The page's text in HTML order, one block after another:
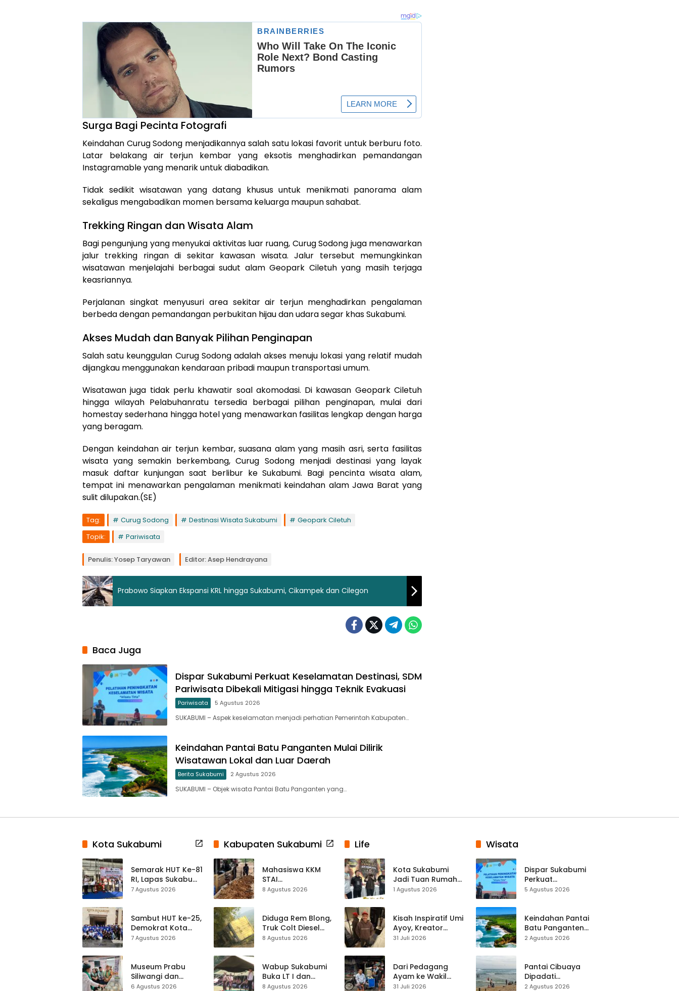
Surga Bagi Pecinta Fotografi
Keindahan Curug Sodong menjadikannya salah satu lokasi favorit untuk berburu foto.
Latar belakang air terjun kembar yang eksotis menghadirkan pemandangan
Instagramable yang menarik untuk diabadikan.
Tidak sedikit wisatawan yang datang khusus untuk menikmati panorama alam
sekaligus mengabadikan momen bersama keluarga maupun sahabat.
Trekking Ringan dan Wisata Alam
Bagi pengunjung yang menyukai aktivitas luar ruang, Curug Sodong juga menawarkan
jalur trekking ringan di sekitar kawasan wisata. Jalur tersebut memungkinkan
wisatawan menjelajahi berbagai sudut alam Geopark Ciletuh yang masih terjaga
keasriannya.
Perjalanan singkat menyusuri area sekitar air terjun menghadirkan pengalaman
berbeda dengan pemandangan perbukitan hijau dan udara segar khas Sukabumi.
Akses Mudah dan Banyak Pilihan Penginapan
Salah satu keunggulan Curug Sodong adalah akses menuju lokasi yang relatif mudah
dijangkau menggunakan kendaraan pribadi maupun transportasi umum.
Wisatawan juga tidak perlu khawatir soal akomodasi. Di kawasan Geopark Ciletuh
hingga wilayah Pelabuhanratu tersedia berbagai pilihan penginapan, mulai dari
homestay sederhana hingga hotel yang menawarkan fasilitas lengkap dengan harga
yang beragam.
Dengan keindahan air terjun kembar, suasana alam yang masih asri, serta fasilitas
wisata yang semakin berkembang, Curug Sodong menjadi destinasi yang layak
masuk daftar kunjungan saat berlibur ke Sukabumi. Bagi pencinta wisata alam,
tempat ini menawarkan pengalaman menikmati keindahan alam Jawa Barat yang
sulit dilupakan.(SE)
Tag: Curug Sodong Destinasi Wisata Sukabumi
Geopark Ciletuh
Topik:
Pariwisata
Penulis: Yosep Taryawan Editor: Asep Hendrayana
Prabowo Siapkan Ekspansi KRL hingga Sukabumi, Cikampek dan Cilegon
Baca Juga
Dispar Sukabumi Perkuat Keselamatan Destinasi, SDM
Pariwisata Dibekali Mitigasi hingga Teknik Evakuasi
Pariwisata 5 Agustus 2026
SUKABUMI – Aspek keselamatan menjadi perhatian Pemerintah Kabupaten…
Keindahan Pantai Batu Panganten Mulai Dilirik
Wisatawan Lokal dan Luar Daerah
Berita Sukabumi 2 Agustus 2026
SUKABUMI – Objek wisata Pantai Batu Panganten yang…
Kota Sukabumi
Semarak HUT Ke-81
RI, Lapas Sukabumi
Resmi Gelar Pekan
7 Agustus 2026
Sambut HUT ke-25,
Demokrat Kota
Sukabumi
ASRI Lewat Aksi
Bersih Masjid
Agung
7 Agustus 2026
Museum Prabu
Siliwangi dan
Museum Keramik
6 Agustus 2026
Kabupaten Sukabumi
Mahasiswa KKM
STAI
Palabuhanratu
Jalan Majelis Ta’lim
di Sagaranten
8 Agustus 2026
Diduga Rem Blong,
Truk Colt Diesel
Terperosok di Jalur
8 Agustus 2026
Wabup Sukabumi
Buka LT I dan
KANIRA, Tekankan
8 Agustus 2026
Life
Kota Sukabumi
Jadi Tuan Rumah
Kontes Batu Akik
1 Agustus 2026
Kisah Inspiratif Umi
Ayoy, Kreator
TikTok Asal
Live Streaming
31 Juli 2026
Dari Pedagang
Ayam ke Wakil
Ketua DPRD, H.
31 Juli 2026
Wisata
Dispar Sukabumi
Perkuat
Keselamatan
Mitigasi hingga
Teknik Evakuasi
5 Agustus 2026
Keindahan Pantai
Batu Panganten
Mulai Dilirik
2 Agustus 2026
Pantai Cibuaya
Dipadati
Wisatawan,
2 Agustus 2026